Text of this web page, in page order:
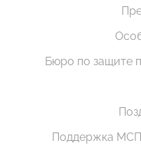
Бюро по защите
Поддержка